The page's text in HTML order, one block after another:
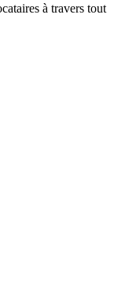
à travers tout